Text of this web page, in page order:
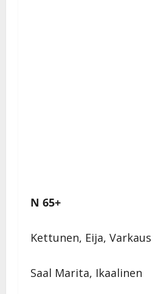
N 65+
Kettunen, Eija, Varkaus
Saal Marita, Ikaalinen